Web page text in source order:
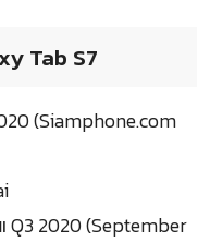
Tab S7
(Siamphone.com
2020 (September